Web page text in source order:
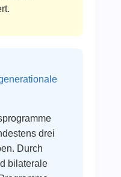
drei
Durch
bilaterale